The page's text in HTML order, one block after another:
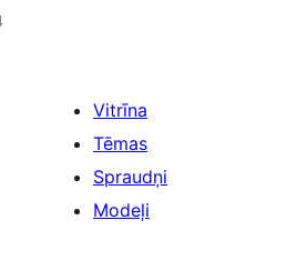
Vitrīna
Tēmas
Spraudņi
Modeļi